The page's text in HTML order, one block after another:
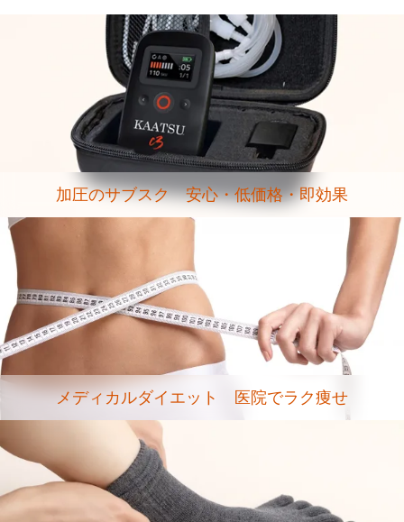
加圧のサブスク 安心・低価格・即効果
メディカルダイエット 医院でラク痩せ